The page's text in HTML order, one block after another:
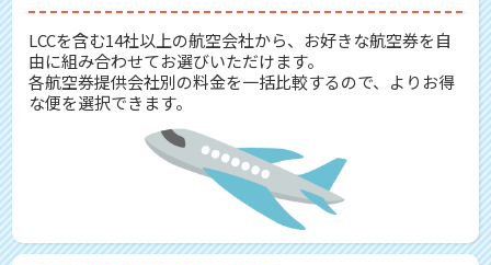
LCCを含む14社以上の航空会社から、お好きな航空券を自
由に組み合わせてお選びいただけます。
各航空券提供会社別の料金を一括比較するので、よりお得
な便を選択できます。